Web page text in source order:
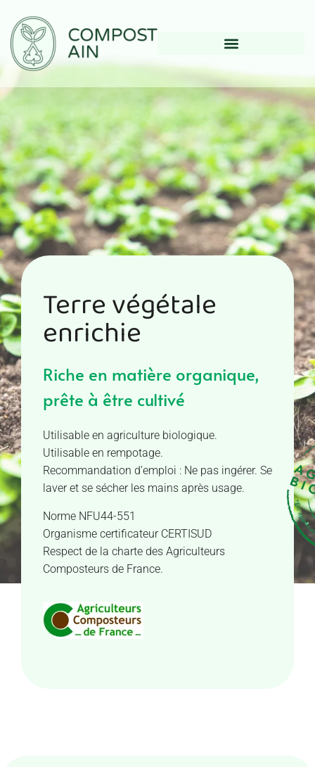
Terre végétale
enrichie
Riche en matière organique,
prête à être cultivé
Utilisable en agriculture biologique.
Utilisable en rempotage.
Recommandation d’emploi : Ne pas ingérer. Se
laver et se sécher les mains après usage.
Norme NFU44-551
Organisme certificateur CERTISUD
Respect de la charte des Agriculteurs
Composteurs de France.